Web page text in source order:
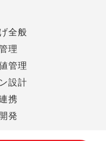
全般
理
管理
設計
携
発